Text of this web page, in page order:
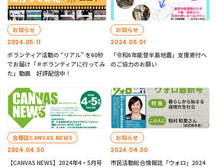
2024.05.11
お知らせ
ボランティア活動の “リアル” を60秒
でお届け「＃ボランティアに行ってみ
た」動画 好評配信中！
2024.05.01
お知らせ
「令和6年能登半島地震」支援寄付へ
のご協力のお願い
2024.04.30
会報誌CANVAS NEWS
【CANVAS NEWS】2024年4・5月号
2024.04.30
お知らせ
市民活動総合情報誌「ウォロ」2024